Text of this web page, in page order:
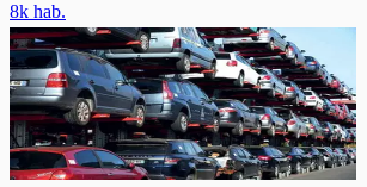
8k hab.